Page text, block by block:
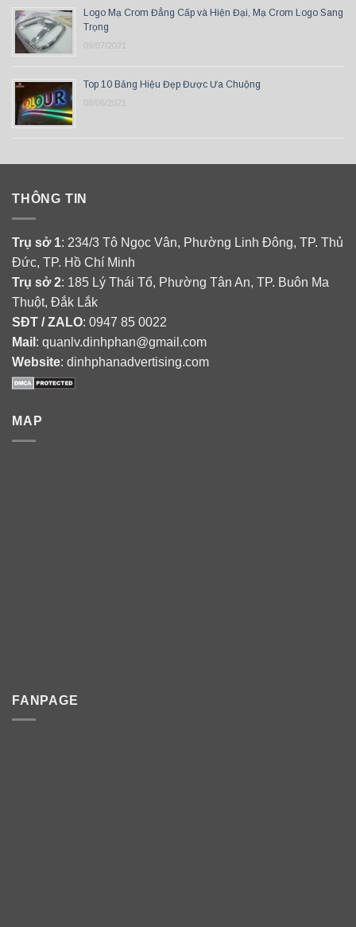
Logo Mạ Crom Đẳng Cấp và Hiện Đại, Mạ Crom Logo Sang
Trọng
09/07/2021
Top 10 Bảng Hiệu Đẹp Được Ưa Chuộng
08/06/2021
THÔNG TIN
Trụ sở 1: 234/3 Tô Ngọc Vân, Phường Linh Đông, TP. Thủ
Đức, TP. Hồ Chí Minh
Trụ sở 2: 185 Lý Thái Tổ, Phường Tân An, TP. Buôn Ma
Thuột, Đắk Lắk
SĐT / ZALO: 0947 85 0022
Mail : quanlv.dinhphan@gmail.com
Website: dinhphanadvertising.com
MAP
FANPAGE